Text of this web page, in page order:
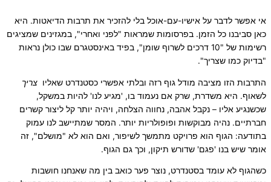
אי אפשר לדבר על אישיו-עם-אוכל בלי להזכיר את תרבות הדיאטות. היא
כאן סביבנו כל הזמן. בפרסומות שמראות "לפני ואחרי", במגזינים שמציגים
רשימות של "10 דרכים לשרוף שומן", בפיד באינסטגרם שבו כולן נראות
"בדיוק כמו שצריך".
התרבות הזו מציבה מודל גוף רזה ובלתי אפשרי כסטנדרט שאליו צריך
לשאוף. היא משדרת, שרק אם נעמוד בו, 'מגיע לנו' להיות במשקל,
שכשנגיע אליו – נקבל אהבה, נחווה הצלחה, ויהיה יותר קל ליצור קשרים
חברתיים. נהיה מבוקשות ופופולריות יותר. המסר שמתיישב לנו עמוק
בתודעה: הגוף הוא פרויקט מתמשך לשיפור, ואם הוא לא "מושלם", זה
אומר שיש בנו 'פגם' שדורש תיקון, וכך גם הגוף.
כשהגוף לא עומד בסטנדרט, נוצר פער כואב בין מה שאנחנו חושבות